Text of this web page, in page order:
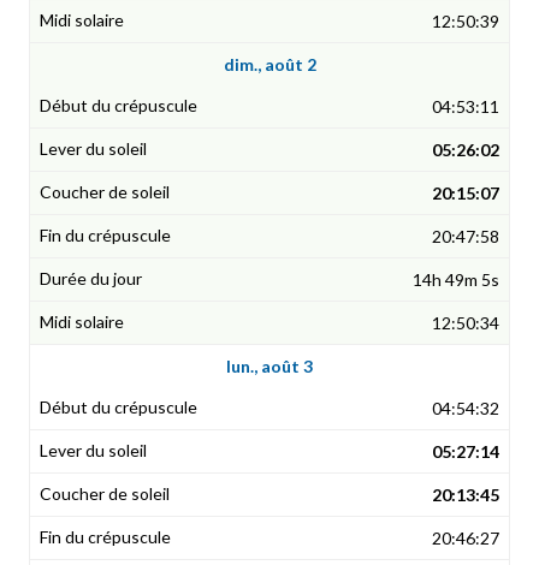
12:50:39
dim., août 2
04:53:11
05:26:02
20:15:07
20:47:58
14h 49m 5s
12:50:34
lun., août 3
04:54:32
05:27:14
20:13:45
20:46:27